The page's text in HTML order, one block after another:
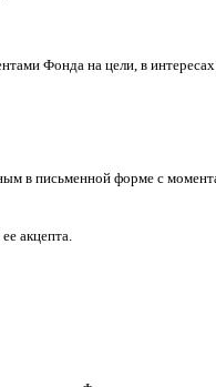
Фонда на цели, в
в письменной форме c
акцепта.